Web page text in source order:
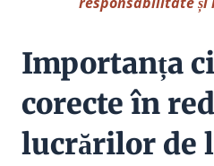
Importanța
corecte în
lucrărilor de